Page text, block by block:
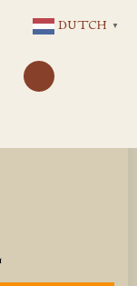
DUTCH ▼